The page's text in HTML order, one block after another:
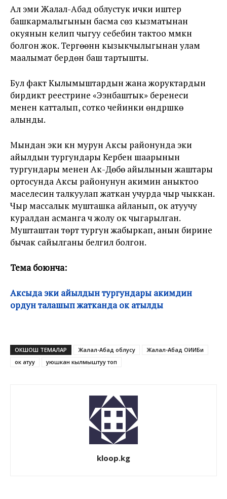
Ал эми Жалал-Абад облустук ички иштер
башкармалыгынын басма сөз кызматынан
окуянын келип чыгуу себебин тактоо мүмкүн
болгон жок. Тергөөнүн кызыкчылыгынан улам
маалымат берүүдөн баш тартышты.
Бул факт Кылымыштардын жана жоруктардын
бирдиктүү реестрине «Ээнбаштык» беренеси
менен катталып, сотко чейинки өндүрүшкө
алынды.
Мындан эки күн мурун Аксы районунда эки
айылдын тургундары Кербен шаарынын
тургундары менен Ак-Дөбө айылынын жаштары
ортосунда Аксы районунун акимин аныктоо
маселесин талкуулап жаткан учурда чыр чыккан.
Чыр массалык мушташка айланып, ок атуучу
куралдан асманга үч жолу ок чыгарылган.
Мушташтан төрт тургун жабыркап, анын бирине
бычак сайылганы белгилүү болгон.
Тема боюнча:
Аксыда эки айылдын тургундары акимдин
ордун талашып жатканда ок атылды
ОКШОШ ТЕМАЛАР Жалал-Абад облусу
Жалал-Абад ОИИБи
ок атуу
уюшкан кылмыштуу топ
kloop.kg